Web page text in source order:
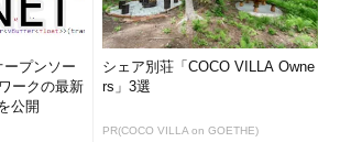
プンソー
ークの最新
公開
シェア別荘「COCO VILLA Owne
rs」3選
PR(COCO VILLA on GOETHE)